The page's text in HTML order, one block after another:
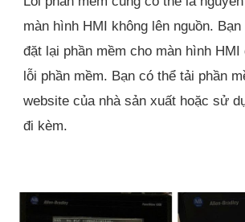
màn hình HMI không lên nguồn.
đặt lại phần mềm cho màn hình HMI
lỗi phần mềm. Bạn có thể tải phần
website của nhà sản xuất hoặc sử
đi kèm.